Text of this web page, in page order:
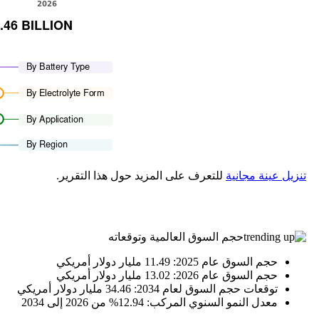
تنزيل عينة مجانية للتعرف على المزيد حول هذا التقرير.
حجم السوق العالمية وتوقعاته
حجم السوق عام 2025: 11.49 مليار دولار أمريكي
حجم السوق عام 2026: 13.02 مليار دولار أمريكي
توقعات حجم السوق لعام 2034: 34.46 مليار دولار أمريكي
معدل النمو السنوي المركب: 12.94% من 2026 إلى 2034